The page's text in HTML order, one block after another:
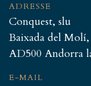
ADRESSE
Conquest, slu
Baixada del
AD500 Andorra
E-MAIL